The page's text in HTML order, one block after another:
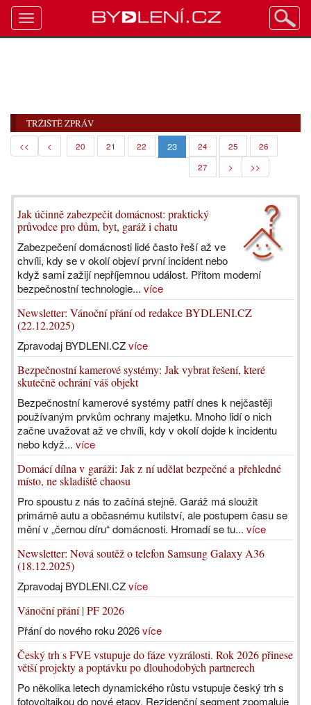
TRŽIŠTĚ ZPRÁV
<< < 20 21 22 23 24 25
26
27
> >>
Jak účinně zabezpečit domácnost: praktický
průvodce pro dům, byt, garáž i chatu
Zabezpečení domácnosti lidé často řeší až ve
chvíli, kdy se v okolí objeví první incident nebo
když sami zažijí nepříjemnou událost. Přitom moderní
bezpečnostní technologie... více
Newsletter: Vánoční přání od redakce BYDLENI.CZ
(22.12.2025)
Zpravodaj BYDLENI.CZvíce
Bezpečnostní kamerové systémy: Jak vybrat řešení, které
skutečně ochrání váš objekt
Bezpečnostní kamerové systémy patří dnes k nejčastěji
používaným prvkům ochrany majetku. Mnoho lidí o nich
začne uvažovat až ve chvíli, kdy v okolí dojde k incidentu
nebo když... více
Domácí dílna v garáži: Jak z ní udělat bezpečné a přehledné
místo, ne skladiště chaosu
Pro spoustu z nás to začíná stejně. Garáž má sloužit
primárně autu a občasnému kutilství, ale postupem času se
mění v „černou díru“ domácnosti. Hromadí se tu... více
Newsletter: Nová soutěž o telefon Samsung Galaxy A36
(18.12.2025)
Zpravodaj BYDLENI.CZvíce
Vánoční přání | PF 2026
Přání do nového roku 2026více
Český trh s FVE vstupuje do fáze vyzrálosti. Rok 2026 přinese
větší projekty a poptávku po dlouhodobých partnerech
Po několika letech dynamického růstu vstupuje český trh s
fotovoltaikou do nové etapy. Rezidenční segment zpomaluje
Toggle
navigation